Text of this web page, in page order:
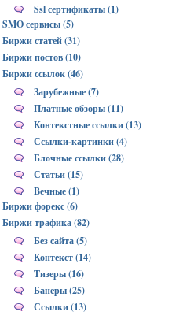
Ssl сертификаты (1)
SMO сервисы (5)
Биржи статей (31)
Биржи постов (10)
Биржи ссылок (46)
Зарубежные (7)
Платные обзоры (11)
Контекстные ссылки (13)
Ссылки-картинки (4)
Блочные ссылки (28)
Статьи (15)
Вечные (1)
Биржи форекс (6)
Биржи трафика (82)
Без сайта (5)
Контекст (14)
Тизеры (16)
Банеры (25)
Ссылки (13)